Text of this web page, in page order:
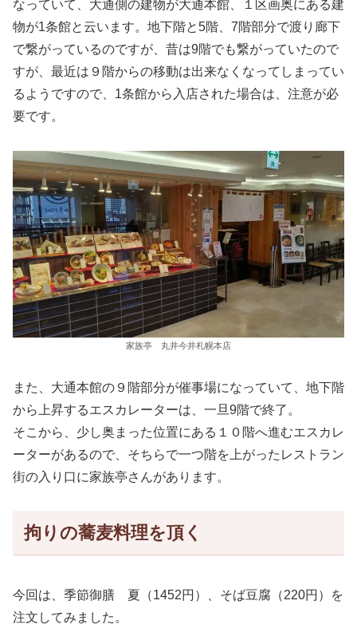
なっていて、大通側の建物が大通本館、１区画奥にある建
物が1条館と云います。地下階と5階、7階部分で渡り廊下
で繋がっているのですが、昔は9階でも繋がっていたので
すが、最近は９階からの移動は出来なくなってしまってい
るようですので、1条館から入店された場合は、注意が必
要です。
家族亭 丸井今井札幌本店
また、大通本館の９階部分が催事場になっていて、地下階
から上昇するエスカレーターは、一旦9階で終了。
そこから、少し奥まった位置にある１０階へ進むエスカレ
ーターがあるので、そちらで一つ階を上がったレストラン
街の入り口に家族亭さんがあります。
拘りの蕎麦料理を頂く
今回は、季節御膳 夏（1452円）、そば豆腐（220円）を
注文してみました。